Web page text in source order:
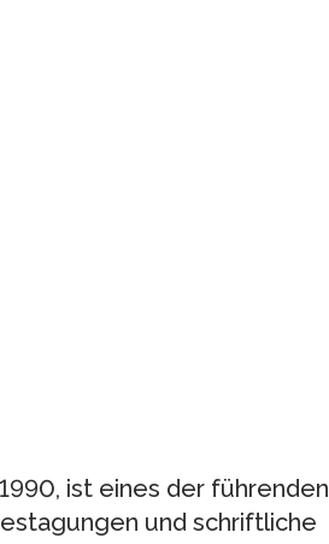
ist eines der führenden
und schriftliche